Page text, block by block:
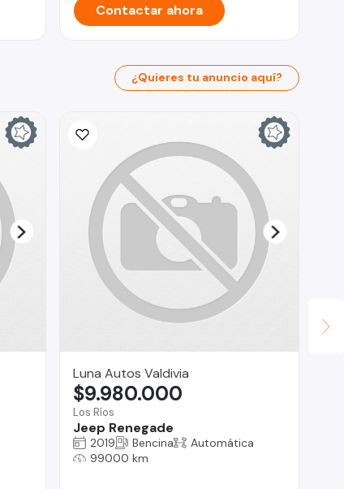
Contactar ahora
¿Quieres tu anuncio aquí?
Luna Autos Valdivia
Los Ríos
Jeep Renegade
$9.980.000
2019 Bencina
Automática
99000 km